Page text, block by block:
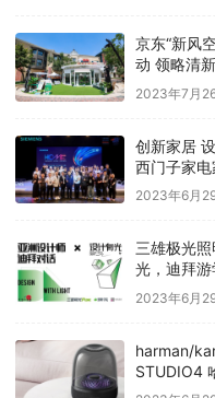
京东“新风
动 领略清
2023年7月
创新家居
西门子家电
设计大赛圆
2023年6月
三雄极光
光，迪拜游
程
2023年6月
harman/
STUDIO4
琉璃四代全